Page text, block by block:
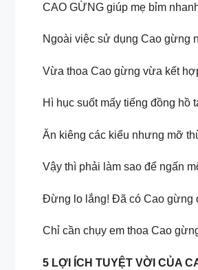
CAO GỪNG giúp mẹ bỉm
Ngoài việc sử dụng Cao gừng
Vừa thoa Cao gừng vừa kết
Hì hục suốt mấy tiếng đồng hồ
Ăn kiêng các kiểu nhưng mỡ
Vậy thì phải làm sao để ngấn
Đừng lo lắng! Đã có Cao gừng
Chỉ cần chụy em thoa Cao
5 LỢI ÍCH TUYỆT VỜI CỦA